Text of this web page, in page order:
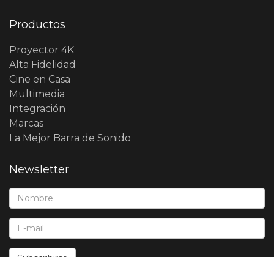
Productos
Proyector 4K
Alta Fidelidad
Cine en Casa
Multimedia
Integración
Marcas
La Mejor Barra de Sonido
Newsletter
Nombre*:
E-Mail*: